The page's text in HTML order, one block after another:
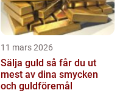
11 mars 2026
Sälja guld så får du ut
mest av dina smycken
och guldföremål